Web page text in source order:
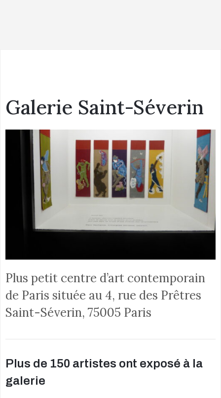
Galerie Saint-Séverin
Plus petit centre d’art contemporain
de Paris située au 4, rue des Prêtres
Saint-Séverin, 75005 Paris
Plus de 150 artistes ont exposé à la
galerie